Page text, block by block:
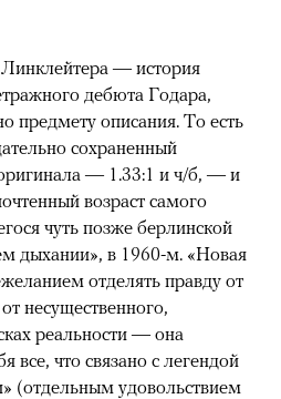
— история
дебюта Годара,
предмету описания. То есть
сохраненный
— 1.33:1 и ч/б, — и
возраст самого
чуть позже берлинской
дыхании», в 1960-м. «Новая
отделять правду от
несущественного,
реальности — она
все, что связано с легендой
(отдельным удовольствием